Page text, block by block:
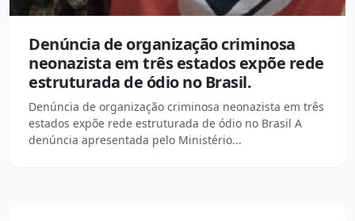
Denúncia de organização criminosa
neonazista em três estados expõe rede
estruturada de ódio no Brasil.
Denúncia de organização criminosa neonazista em três
estados expõe rede estruturada de ódio no Brasil A
denúncia apresentada pelo Ministério...